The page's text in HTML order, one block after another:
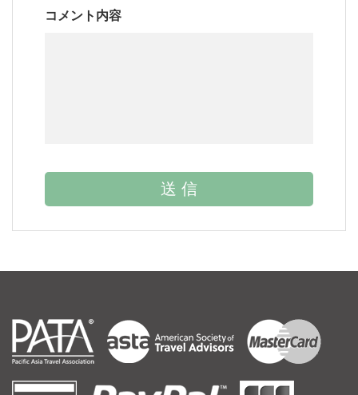
コメント内容